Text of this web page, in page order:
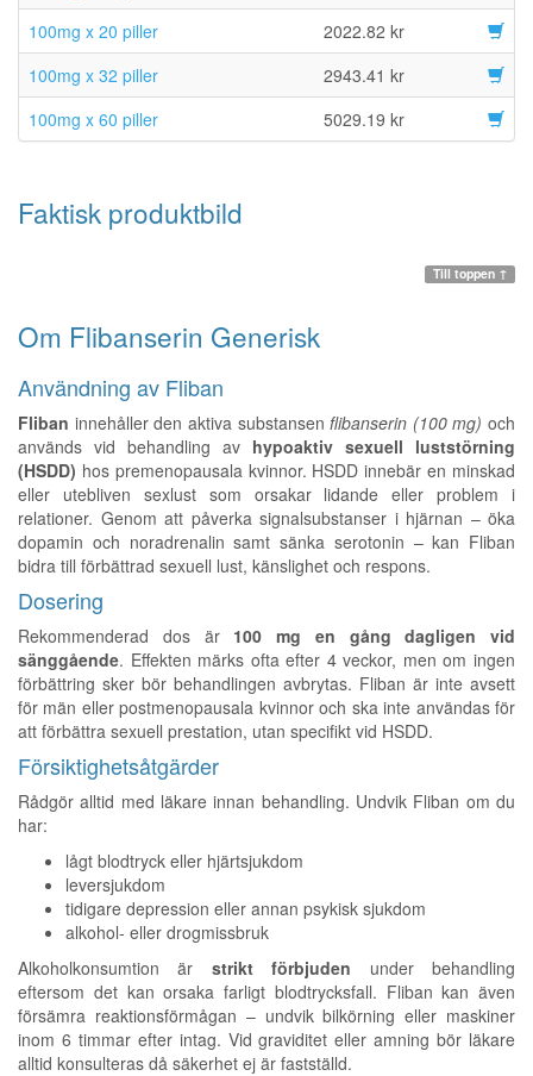
100mg x 20 piller
2022.82 kr
100mg x 32 piller
2943.41 kr
100mg x 60 piller
5029.19 kr
Faktisk produktbild
Till toppen ↑
Om Flibanserin Generisk
Användning av Fliban
Fliban innehåller den aktiva substansenflibanserin (100 mg) och
används vid behandling av hypoaktiv sexuell luststörning
(HSDD) hos premenopausala kvinnor. HSDD innebär en minskad
eller utebliven sexlust som orsakar lidande eller problem i
relationer. Genom att påverka signalsubstanser i hjärnan – öka
dopamin och noradrenalin samt sänka serotonin – kan Fliban
bidra till förbättrad sexuell lust, känslighet och respons.
Dosering
Rekommenderad dos är 100 mg en gång dagligen vid
sänggående. Effekten märks ofta efter 4 veckor, men om ingen
förbättring sker bör behandlingen avbrytas. Fliban är inte avsett
för män eller postmenopausala kvinnor och ska inte användas för
att förbättra sexuell prestation, utan specifikt vid HSDD.
Försiktighetsåtgärder
Rådgör alltid med läkare innan behandling. Undvik Fliban om du
har:
lågt blodtryck eller hjärtsjukdom
leversjukdom
tidigare depression eller annan psykisk sjukdom
alkohol- eller drogmissbruk
Alkoholkonsumtion är strikt förbjuden under behandling
eftersom det kan orsaka farligt blodtrycksfall. Fliban kan även
försämra reaktionsförmågan – undvik bilkörning eller maskiner
inom 6 timmar efter intag. Vid graviditet eller amning bör läkare
alltid konsulteras då säkerhet ej är fastställd.